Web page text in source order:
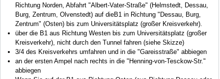
Richtung Norden, Abfahrt "Albert-Vater-Straße" (Helmstedt, Dessau,
Burg, Zentrum, Olvenstedt) auf dieB1 in Richtung "Dessau, Burg,
Zentrum" (Osten) bis zum Universitätsplatz (großer Kreisverkehr).
über die B1 aus Richtung Westen bis zum Universitätsplatz (großer
Kreisverkehr), nicht durch den Tunnel fahren (siehe Skizze)
3/4 des Kreisverkehrs umfahren und in die "Gareisstraße" abbiegen
an der ersten Ampel nach rechts in die "Henning-von-Tesckow-Str."
abbiegen